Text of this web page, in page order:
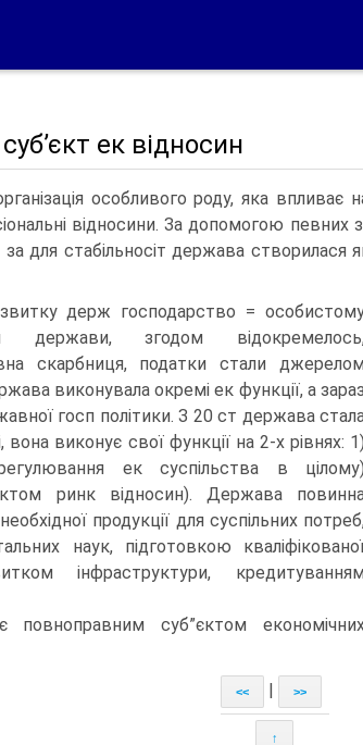
ек відносин
особливого роду, яка впливає
відносини. За допомогою
для стабільносіт держава створилася
держ господарство =
держави, згодом
скарбниця, податки стали
виконувала окремі ек функції, а зараз
госп політики. З 20 ст держава
вона виконує свої функції на 2-х рівнях: 1)
ек суспільства в цілому)
ринк відносин). Держава
продукції для суспільних
наук, підготовкою
інфраструктури, кредитуванням
суб”єктом
<< >>
↑